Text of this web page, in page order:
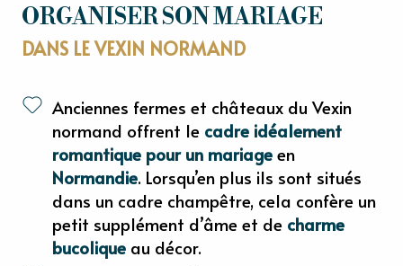
ORGANISER SON MARIAGE
DANS LE VEXIN NORMAND
Anciennes fermes et châteaux du Vexin
normand offrent le cadre idéalement
romantique pour un mariageen
Normandie. Lorsqu’en plus ils sont situés
dans un cadre champêtre, cela confère un
petit supplément d’âme et de charme
bucolique au décor.